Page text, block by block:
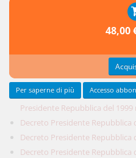
Presidente Repubblica del 1999
Decreto Presidente Repubblica
Decreto Presidente Repubblica
Decreto Presidente Repubblica
48,00
Per saperne di più Accesso